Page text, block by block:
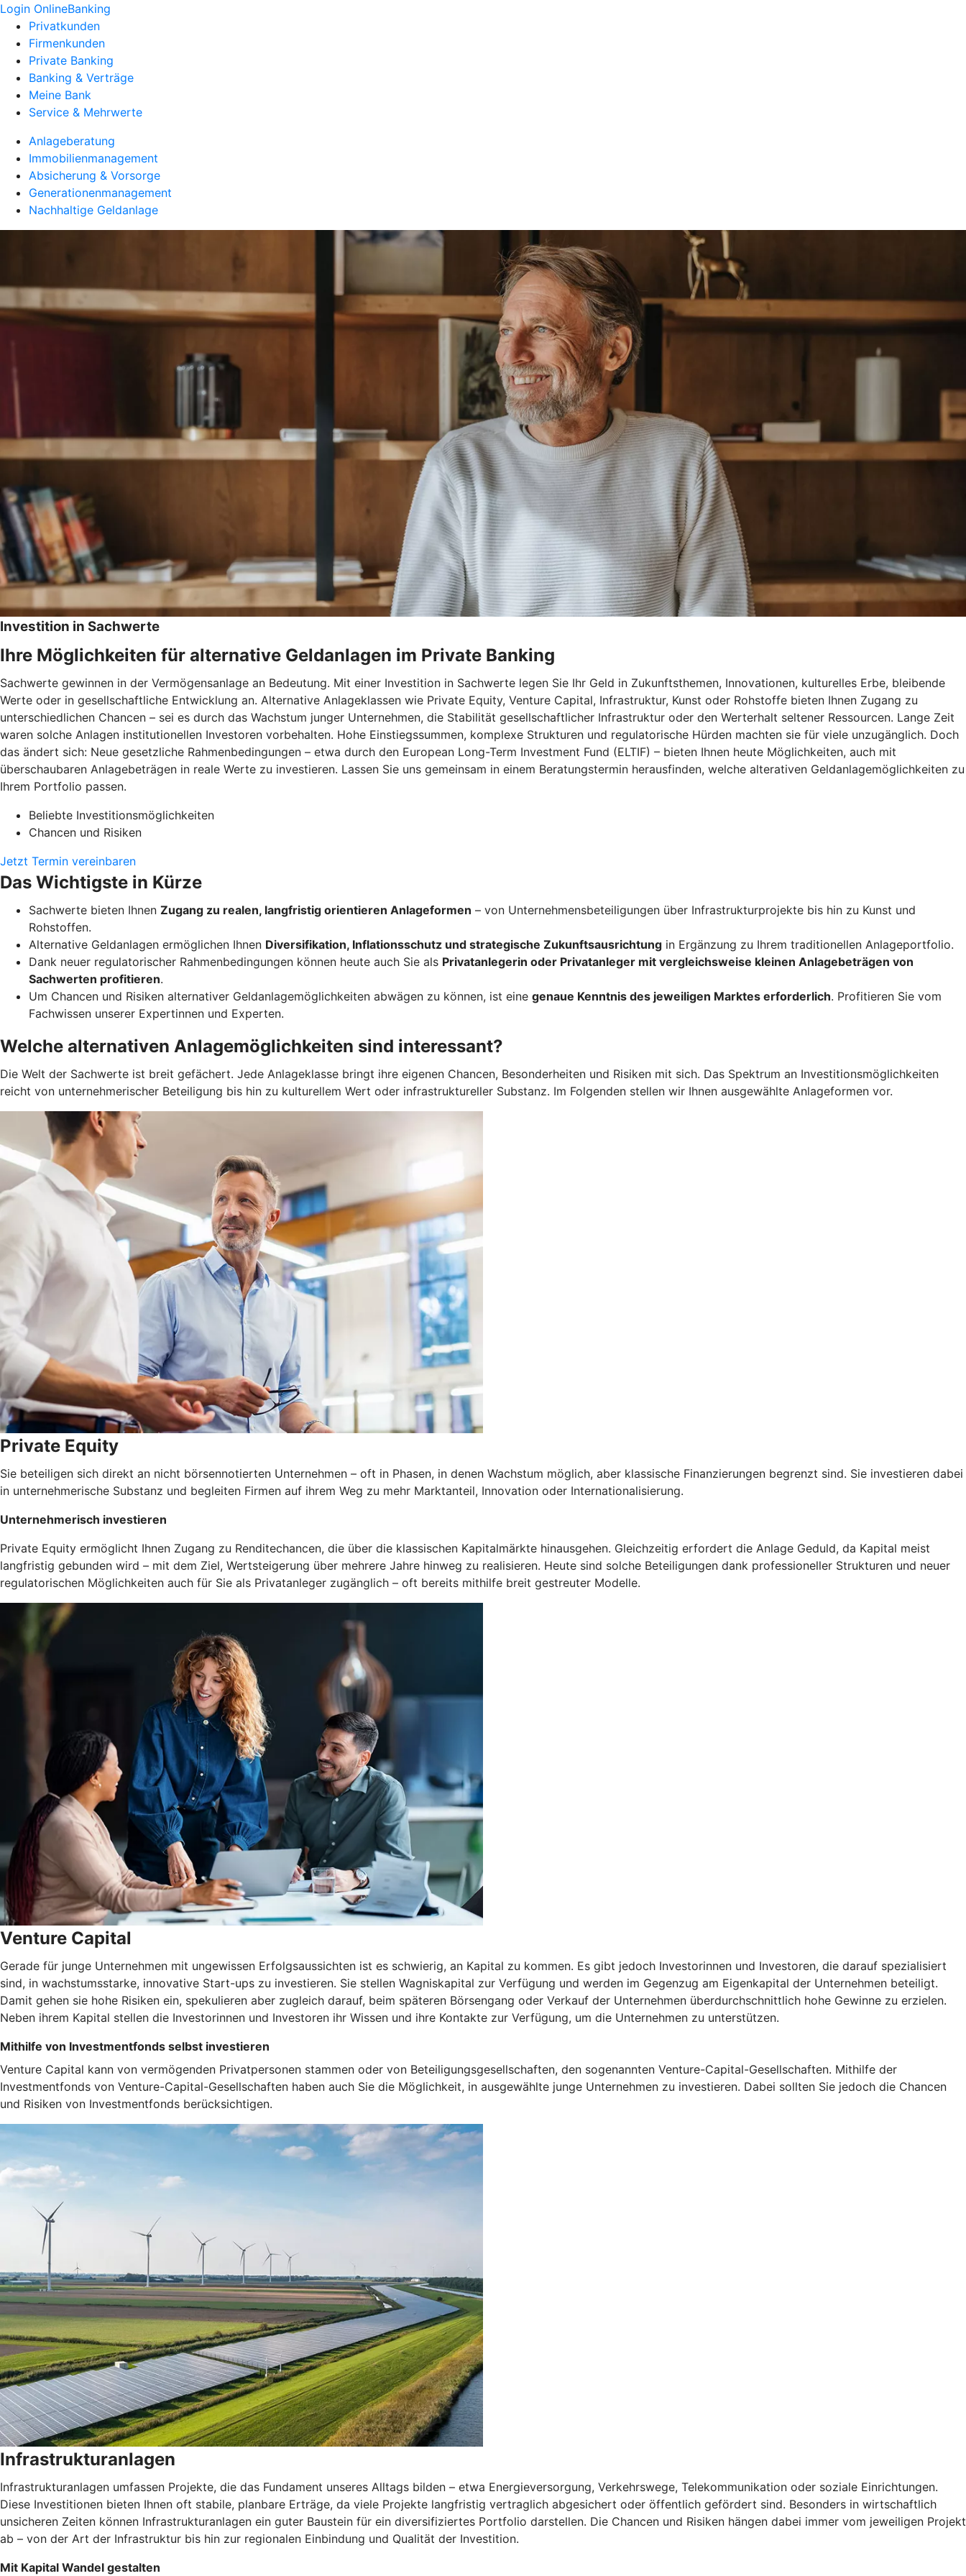
Login OnlineBanking
Privatkunden
Firmenkunden
Private Banking
Banking & Verträge
Meine Bank
Service & Mehrwerte
Anlageberatung
Immobilienmanagement
Absicherung & Vorsorge
Generationenmanagement
Nachhaltige Geldanlage
Investition in Sachwerte
Ihre Möglichkeiten für alternative Geldanlagen im Private Banking
Sachwerte gewinnen in der Vermögensanlage an Bedeutung. Mit einer Investition in Sachwerte legen Sie Ihr Geld in Zukunftsthemen, Innovationen, kulturelles Erbe, bleibende
Werte oder in gesellschaftliche Entwicklung an. Alternative Anlageklassen wie Private Equity, Venture Capital, Infrastruktur, Kunst oder Rohstoffe bieten Ihnen Zugang zu
unterschiedlichen Chancen – sei es durch das Wachstum junger Unternehmen, die Stabilität gesellschaftlicher Infrastruktur oder den Werterhalt seltener Ressourcen. Lange Zeit
waren solche Anlagen institutionellen Investoren vorbehalten. Hohe Einstiegssummen, komplexe Strukturen und regulatorische Hürden machten sie für viele unzugänglich. Doch
das ändert sich: Neue gesetzliche Rahmenbedingungen – etwa durch den European Long-Term Investment Fund (ELTIF) – bieten Ihnen heute Möglichkeiten, auch mit
überschaubaren Anlagebeträgen in reale Werte zu investieren. Lassen Sie uns gemeinsam in einem Beratungstermin herausfinden, welche alterativen Geldanlagemöglichkeiten zu
Ihrem Portfolio passen.
Beliebte Investitionsmöglichkeiten
Chancen und Risiken
Jetzt Termin vereinbaren
Das Wichtigste in Kürze
Sachwerte bieten Ihnen Zugang zu realen, langfristig orientieren Anlageformen – von Unternehmensbeteiligungen über Infrastrukturprojekte bis hin zu Kunst und
Rohstoffen.
Alternative Geldanlagen ermöglichen Ihnen Diversifikation, Inflationsschutz und strategische Zukunftsausrichtung in Ergänzung zu Ihrem traditionellen Anlageportfolio.
Dank neuer regulatorischer Rahmenbedingungen können heute auch Sie als Privatanlegerin oder Privatanleger mit vergleichsweise kleinen Anlagebeträgen von
Sachwerten profitieren.
Um Chancen und Risiken alternativer Geldanlagemöglichkeiten abwägen zu können, ist eine genaue Kenntnis des jeweiligen Marktes erforderlich. Profitieren Sie vom
Fachwissen unserer Expertinnen und Experten.
Welche alternativen Anlagemöglichkeiten sind interessant?
Die Welt der Sachwerte ist breit gefächert. Jede Anlageklasse bringt ihre eigenen Chancen, Besonderheiten und Risiken mit sich. Das Spektrum an Investitionsmöglichkeiten
reicht von unternehmerischer Beteiligung bis hin zu kulturellem Wert oder infrastruktureller Substanz. Im Folgenden stellen wir Ihnen ausgewählte Anlageformen vor.
Private Equity
Sie beteiligen sich direkt an nicht börsennotierten Unternehmen – oft in Phasen, in denen Wachstum möglich, aber klassische Finanzierungen begrenzt sind. Sie investieren dabei
in unternehmerische Substanz und begleiten Firmen auf ihrem Weg zu mehr Marktanteil, Innovation oder Internationalisierung.
Unternehmerisch investieren
Private Equity ermöglicht Ihnen Zugang zu Renditechancen, die über die klassischen Kapitalmärkte hinausgehen. Gleichzeitig erfordert die Anlage Geduld, da Kapital meist
langfristig gebunden wird – mit dem Ziel, Wertsteigerung über mehrere Jahre hinweg zu realisieren. Heute sind solche Beteiligungen dank professioneller Strukturen und neuer
regulatorischen Möglichkeiten auch für Sie als Privatanleger zugänglich – oft bereits mithilfe breit gestreuter Modelle.
Venture Capital
Gerade für junge Unternehmen mit ungewissen Erfolgsaussichten ist es schwierig, an Kapital zu kommen. Es gibt jedoch Investorinnen und Investoren, die darauf spezialisiert
sind, in wachstumsstarke, innovative Start-ups zu investieren. Sie stellen Wagniskapital zur Verfügung und werden im Gegenzug am Eigenkapital der Unternehmen beteiligt.
Damit gehen sie hohe Risiken ein, spekulieren aber zugleich darauf, beim späteren Börsengang oder Verkauf der Unternehmen überdurchschnittlich hohe Gewinne zu erzielen.
Neben ihrem Kapital stellen die Investorinnen und Investoren ihr Wissen und ihre Kontakte zur Verfügung, um die Unternehmen zu unterstützen.
Mithilfe von Investmentfonds selbst investieren
Venture Capital kann von vermögenden Privatpersonen stammen oder von Beteiligungsgesellschaften, den sogenannten Venture-Capital-Gesellschaften. Mithilfe der
Investmentfonds von Venture-Capital-Gesellschaften haben auch Sie die Möglichkeit, in ausgewählte junge Unternehmen zu investieren. Dabei sollten Sie jedoch die Chancen
und Risiken von Investmentfonds berücksichtigen.
Infrastrukturanlagen
Infrastrukturanlagen umfassen Projekte, die das Fundament unseres Alltags bilden – etwa Energieversorgung, Verkehrswege, Telekommunikation oder soziale Einrichtungen.
Diese Investitionen bieten Ihnen oft stabile, planbare Erträge, da viele Projekte langfristig vertraglich abgesichert oder öffentlich gefördert sind. Besonders in wirtschaftlich
unsicheren Zeiten können Infrastrukturanlagen ein guter Baustein für ein diversifiziertes Portfolio darstellen. Die Chancen und Risiken hängen dabei immer vom jeweiligen Projekt
ab – von der Art der Infrastruktur bis hin zur regionalen Einbindung und Qualität der Investition.
Mit Kapital Wandel gestalten